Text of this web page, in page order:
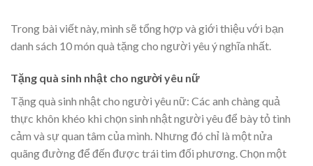
Trong bài viết này, mình sẽ tổng hợp và giới thiệu với bạn
danh sách 10 món quà tặng cho người yêu ý nghĩa nhất.
Tặng quà sinh nhật cho người yêu nữ
Tặng quà sinh nhật cho người yêu nữ: Các anh chàng quả
thực khôn khéo khi chọn sinh nhật người yêu để bày tỏ tình
cảm và sự quan tâm của mình. Nhưng đó chỉ là một nửa
quãng đường để đến được trái tim đối phương. Chọn một